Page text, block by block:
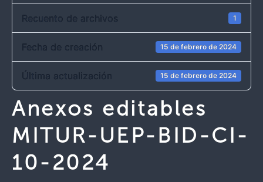
Recuento de archivos 1
Fecha de creación 15 de febrero de 2024
Última actualización 15 de febrero de 2024
Anexos editables
MITUR-UEP-BID-CI-
10-2024